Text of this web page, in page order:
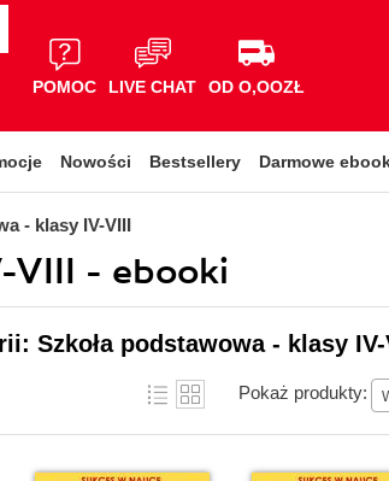
POMOC LIVE CHAT OD O,OOZŁ
Nowości Bestsellery Darmowe
- klasy IV-VIII
VIII - ebooki
Szkoła podstawowa - klasy
Pokaż produkty: